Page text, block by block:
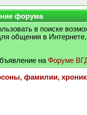
форума
в поиске
общения в
на Форуме
фамилии,